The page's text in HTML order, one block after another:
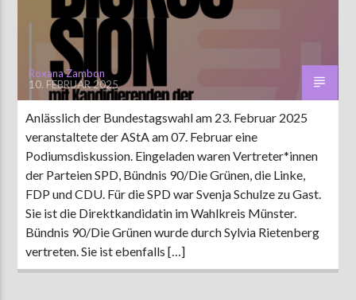
Roxana Zambon
10. FEBRUAR 2025
Anlässlich der Bundestagswahl am 23. Februar 2025
veranstaltete der AStA am 07. Februar eine
Podiumsdiskussion. Eingeladen waren Vertreter*innen
der Parteien SPD, Bündnis 90/Die Grünen, die Linke,
FDP und CDU. Für die SPD war Svenja Schulze zu Gast.
Sie ist die Direktkandidatin im Wahlkreis Münster.
Bündnis 90/Die Grünen wurde durch Sylvia Rietenberg
vertreten. Sie ist ebenfalls […]